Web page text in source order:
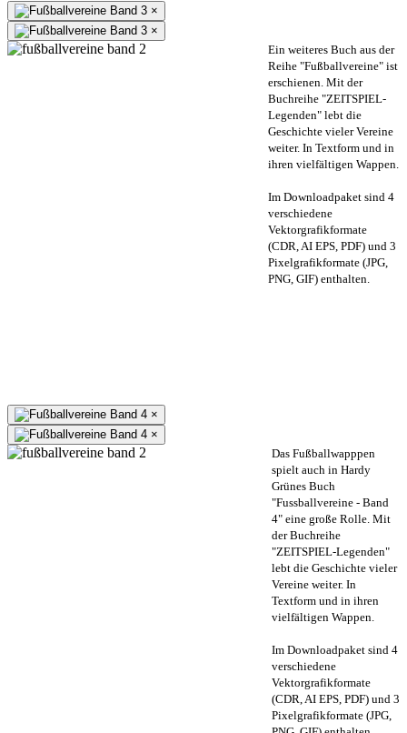
×
×
Ein weiteres Buch aus der
Reihe "Fußballvereine" ist
erschienen. Mit der
Buchreihe "ZEITSPIEL-
Legenden" lebt die
Geschichte vieler Vereine
weiter. In Textform und in
ihren vielfältigen Wappen.
Im Downloadpaket sind 4
verschiedene
Vektorgrafikformate
(CDR, AI EPS, PDF) und 3
Pixelgrafikformate (JPG,
PNG, GIF) enthalten.
×
×
Das Fußballwapppen
spielt auch in Hardy
Grünes Buch
"Fussballvereine - Band
4" eine große Rolle. Mit
der Buchreihe
"ZEITSPIEL-Legenden"
lebt die Geschichte vieler
Vereine weiter. In
Textform und in ihren
vielfältigen Wappen.
Im Downloadpaket sind 4
verschiedene
Vektorgrafikformate
(CDR, AI EPS, PDF) und 3
Pixelgrafikformate (JPG,